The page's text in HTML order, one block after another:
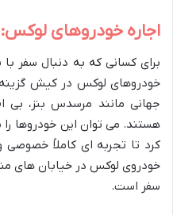
اجاره خودروهای
برای کسانی که به دنبال سفر
خودروهای لوکس در کیش
جهانی مانند مرسدس بنز، بی
هستند. می توان این خودروها
کرد تا تجربه ای کاملاً خصوصی
خودروی لوکس در خیابان های
سفر است.